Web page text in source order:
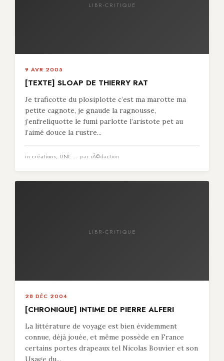
LIBR-CRITIQUE
9 AVR 2005
[TEXTE] SLOAP DE THIERRY RAT
Je traficotte du plosiplotte c’est ma marotte ma
petite cagnote, je gnaude la ragnousse,
j’enfreliquotte le fumi parlotte l’aristote pet au
l’aimé douce la rustre...
in créations, UNE — par rÃ©daction
LIBR-CRITIQUE
28 DÉC 2004
[CHRONIQUE] INTIME DE PIERRE ALFERI
La littérature de voyage est bien évidemment
connue, déjà jouée, et même possède en France
certains portes drapeaux tel Nicolas Bouvier et son
Usage du...